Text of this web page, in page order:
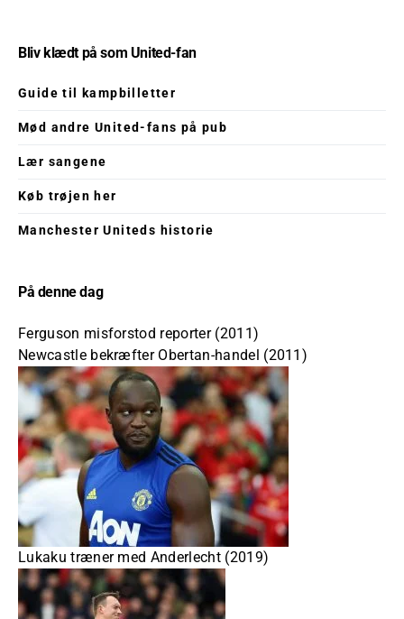
Bliv klædt på som United-fan
Guide til kampbilletter
Mød andre United-fans på pub
Lær sangene
Køb trøjen her
Manchester Uniteds historie
På denne dag
Ferguson misforstod reporter (2011)
Newcastle bekræfter Obertan-handel (2011)
Lukaku træner med Anderlecht (2019)